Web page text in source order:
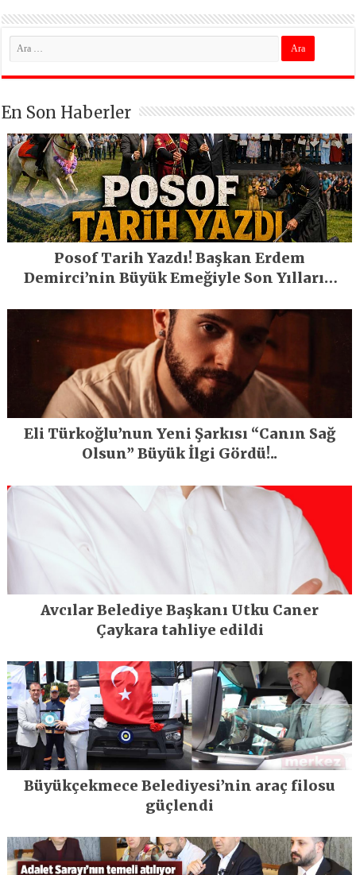
En Son Haberler
Posof Tarih Yazdı! Başkan Erdem
Demirci’nin Büyük Emeğiyle Son Yılların
Eli Türkoğlu’nun Yeni Şarkısı “Canın Sağ
Olsun” Büyük İlgi Gördü!..
Avcılar Belediye Başkanı Utku Caner
Çaykara tahliye edildi
Büyükçekmece Belediyesi’nin araç filosu
güçlendi